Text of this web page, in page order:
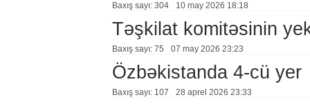
Baxış sayı: 304 10 may 2026 18:18
Təşkilat komitəsinin
Baxış sayı: 75 07 may 2026 23:23
Özbəkistanda 4-cü yer
Baxış sayı: 107 28 aprel 2026 23:33